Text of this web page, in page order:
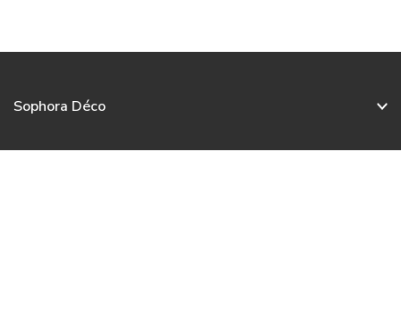
Sophora Déco
Service client